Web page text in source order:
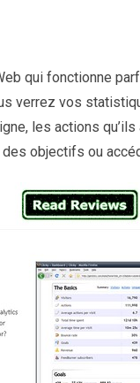
qui fonctionne
verrez vos
les actions
objectifs ou